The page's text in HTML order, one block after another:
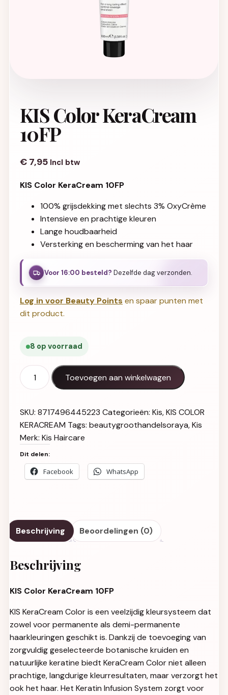
KIS Color KeraCream
10FP
€ 7,95 Incl btw
KIS Color KeraCream 10FP
100% grijsdekking met slechts 3% OxyCrème
Intensieve en prachtige kleuren
Lange houdbaarheid
Versterking en bescherming van het haar
Voor 16:00 besteld? Dezelfde dag verzonden.
Log in voor Beauty Points en spaar punten met
dit product.
8 op voorraad
KIS Color KeraCream 10FP aantal
Toevoegen aan winkelwagen
SKU: 8717496445223 Categorieën: Kis,KIS COLOR
KERACREAM Tags: beautygroothandelsoraya,Kis
Merk: Kis Haircare
Dit delen:
Facebook WhatsApp
Beschrijving Beoordelingen (0)
Beschrijving
KIS Color KeraCream 10FP
KIS KeraCream Color is een veelzijdig kleursysteem dat
zowel voor permanente als demi-permanente
haarkleuringen geschikt is. Dankzij de toevoeging van
zorgvuldig geselecteerde botanische kruiden en
natuurlijke keratine biedt KeraCream Color niet alleen
prachtige, langdurige kleurresultaten, maar verzorgt het
ook het haar. Het Keratin Infusion System zorgt voor